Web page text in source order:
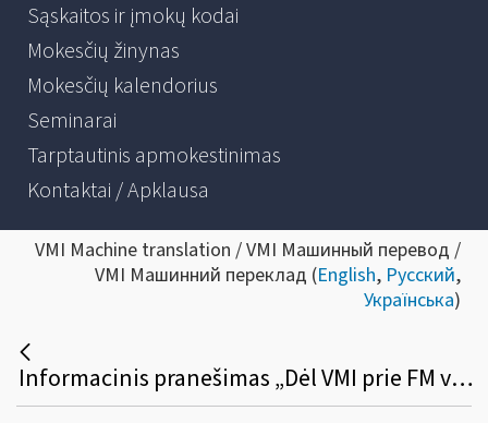
Sąskaitos ir įmokų kodai
Mokesčių žinynas
Mokesčių kalendorius
Seminarai
Tarptautinis apmokestinimas
Kontaktai / Apklausa
VMI Machine translation / VMI Машинный перевод /
VMI Машинний переклад (English, Русский,
Українська)
Informacinis pranešimas „Dėl VMI prie FM viršininko 2024 m. spalio 23 d. įsakymo Nr. VA-83 „Dėl Mokestinės nepriemokos ar baudos už administracinį nusižengimą mokėjimo atidėjimo ir (ar) išdėstymo taisyklių ir formų patvirtinimo“ pakeitimo“